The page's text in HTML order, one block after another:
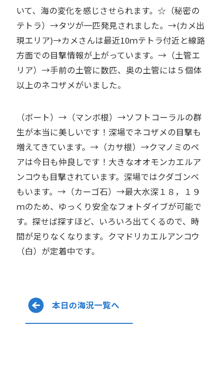
いて、海の変化を感じさせられます。☆（秘密の
テトラ）→タツが一匹発見されました。→(カメ出
現エリア)→カメさんは最近10ｍテトラ付近と線路
方面での目撃情報が上がっています。→（土管エ
リア）→手前の土管に数匹、奥の土管には５個体
以上のネコザメがいました。
（ボート）→（マンボ根）→ソフトコーラルの群
生が本当に美しいです！深場でネコザメの目撃も
増えてきています。→（カサ根）→クマノミのペ
アは今日も仲良しです！大きなオオモンカエルア
ンコウも目撃されています。深場ではクダゴンベ
もいます。→（カーゴ石）→最大水深１８，１９
ｍのため、ゆっくり安全なフォトダイブが可能で
す。探せば探すほど、いろいろ出てくるので、時
間が足りなくなります。クマドリカエルアンコウ
（白）が定着中です。
本日の海況一覧へ